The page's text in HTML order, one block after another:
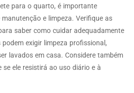
para o quarto, é importante
e limpeza. Verifique as
saber como cuidar adequadamente
exigir limpeza profissional,
lavados em casa. Considere também
ele resistirá ao uso diário e à